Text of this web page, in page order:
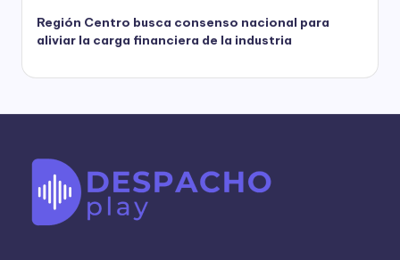
Región Centro busca consenso nacional para
aliviar la carga financiera de la industria